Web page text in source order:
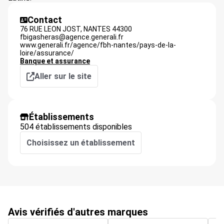
Contact
76 RUE LEON JOST, NANTES 44300
fbigasheras@agence.generali.fr
www.generali.fr/agence/fbh-nantes/pays-de-la-
loire/assurance/
Banque et assurance
Aller sur le site
Établissements
504 établissements disponibles
Choisissez un établissement
Avis vérifiés d'autres marques